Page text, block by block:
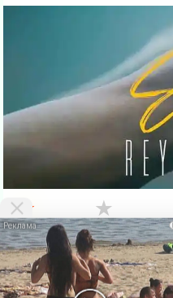
★ ★
VKlipe.org - здесь можноскачать
онлайн без регистрации. На
бесплатно
или посмотреть этот
других, не менее интересных
i